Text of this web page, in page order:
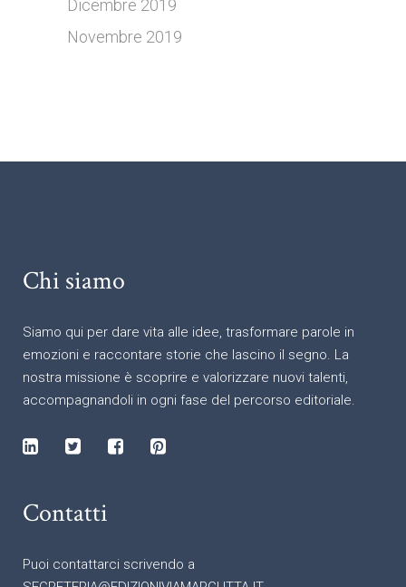
Dicembre 2019
Novembre 2019
Chi siamo
Siamo qui per dare vita alle idee, trasformare parole in
emozioni e raccontare storie che lascino il segno. La
nostra missione è scoprire e valorizzare nuovi talenti,
accompagnandoli in ogni fase del percorso editoriale.
Contatti
Puoi contattarci scrivendo a